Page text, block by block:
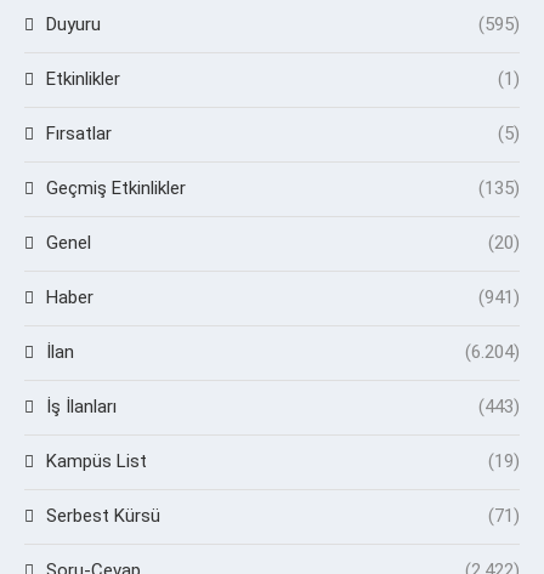
Duyuru (595)
Etkinlikler (1)
Fırsatlar (5)
Geçmiş Etkinlikler (135)
Genel (20)
Haber (941)
İlan (6.204)
İş İlanları (443)
Kampüs List (19)
Serbest Kürsü (71)